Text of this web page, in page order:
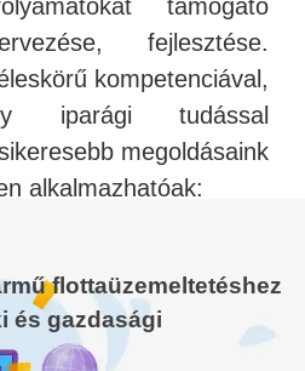
támogató
fejlesztése.
kompetenciával,
iparági tudással
megoldásaink
alkalmazhatóak:
flottaüzemeltetéshez
és gazdasági